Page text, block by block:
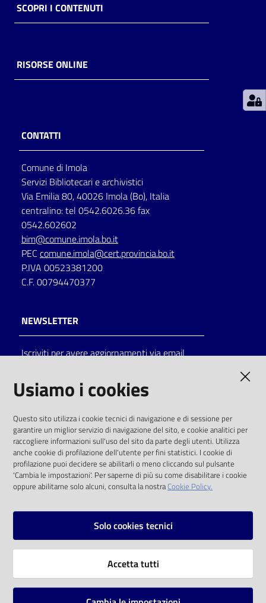
Archivio
Decentrate
lettura
Seguici
su
Catalogo
Eventi
Chiedi al
bibliotecario
Avvisi
SCOPRI I CONTENUTI
RISORSE ONLINE
CONTATTI
Comune di Imola
Servizi Bibliotecari e archivistici
Via Emilia 80, 40026 Imola (Bo), Italia
centralino: tel 0542.6026.36 fax
0542.602602
bim@comune.imola.bo.it
PEC comune.imola@cert.provincia.bo.it
P.IVA 00523381200
C.F. 00794470377
NEWSLETTER
Iscriviti per avere aggiornamenti via email
solo alle condizioni previste dalla direttiva
comunitaria 2003/98/CE e dal d.lgs. 36/2006
SOCIAL
Instagram
Vai alla pagina
Usiamo i cookies
Questo sito utilizza i cookie tecnici di navigazione e di sessione per
garantire un miglior servizio di navigazione del sito, e cookie analitici per
raccogliere informazioni sull'uso del sito da parte degli utenti. Utilizza
anche cookie di profilazione dell'utente per fini statistici. I cookie di
profilazione puoi decidere se abilitarli o meno cliccando sul pulsante
'Cambia le impostazioni'. Per saperne di più su come disabilitare i cookie
oppure abilitarne solo alcuni, consulta la nostraCookie Policy.
Solo cookies tecnici
Accetta tutti